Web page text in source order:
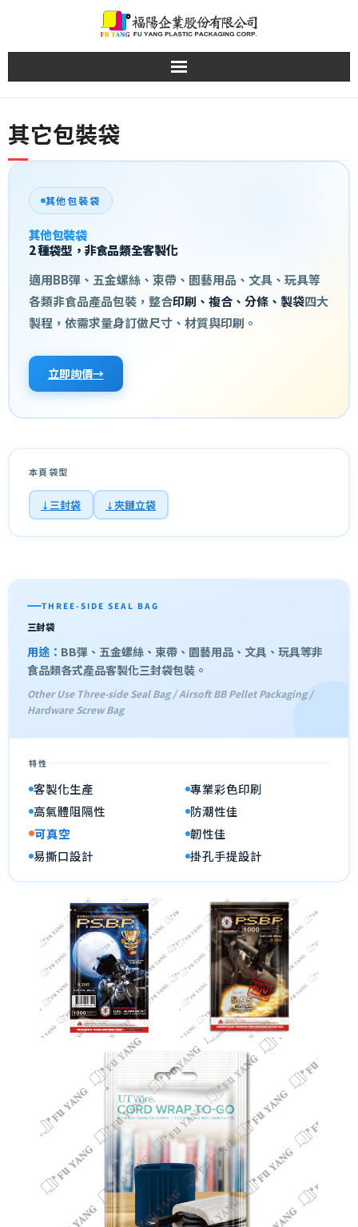
其它包裝袋
其他包裝袋
其他包裝袋
2 種袋型，非食品類全客製化
適用BB彈、五金螺絲、束帶、園藝用品、文具、玩具等
各類非食品產品包裝，整合印刷、複合、分條、製袋四大
製程，依需求量身訂做尺寸、材質與印刷。
立即詢價
本頁袋型
三封袋 夾鏈立袋
THREE-SIDE SEAL BAG
三封袋
用途： BB彈、五金螺絲、束帶、園藝用品、文具、玩具等非
食品類各式產品客製化三封袋包裝。
Other Use Three-side Seal Bag / Airsoft BB Pellet Packaging /
Hardware Screw Bag
特性
客製化生產
專業彩色印刷
高氣體阻隔性
防潮性佳
可真空
韌性佳
易撕口設計
掛孔手提設計